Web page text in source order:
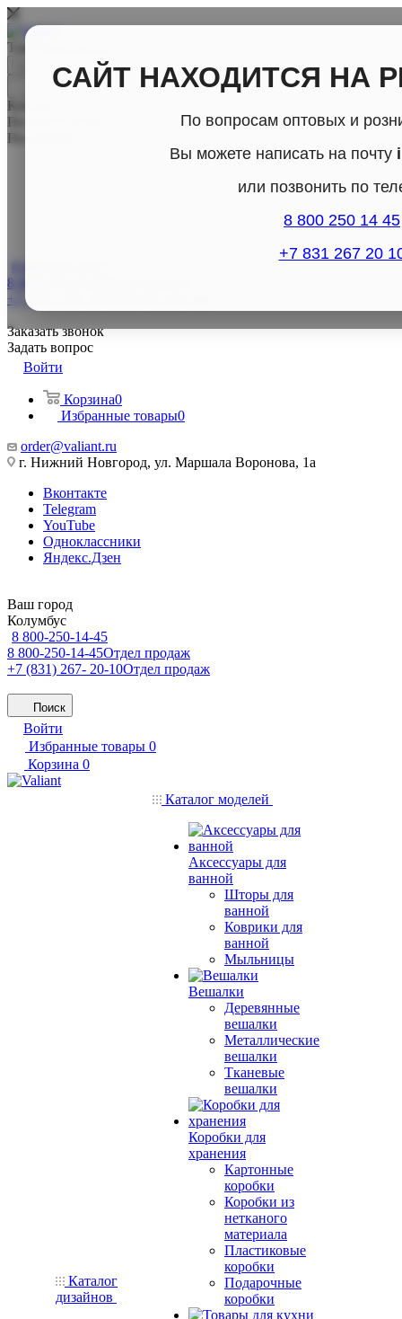
САЙТ НАХОДИТСЯ НА
По вопросам оптовых и
Вы можете написать на почту
или позвонить по
8 800 250 14 45
+7 831 267 20
Товары для дома
Каталог
По всему сайту
По каталогу
8 800-250-14-45
+7 (831) 267- 20-10
Заказать звонок
Задать вопрос
Войти
Корзина0
Избранные товары0
order@valiant.ru
г. Нижний Новгород, ул. Маршала Воронова, 1а
Вконтакте
Telegram
YouTube
Одноклассники
Яндекс.Дзен
Ваш город
Колумбус
8 800-250-14-45
8 800-250-14-45Отдел продаж
+7 (831) 267- 20-10Отдел продаж
Поиск
Войти
Избранные товары 0
Корзина 0
Каталог
дизайнов
Каталог моделей
Аксессуары для
ванной
Шторы для
ванной
Коврики для
ванной
Мыльницы
Вешалки
Деревянные
вешалки
Металлические
вешалки
Тканевые
вешалки
Коробки для
хранения
Картонные
коробки
Коробки из
нетканого
материала
Пластиковые
коробки
Подарочные
коробки